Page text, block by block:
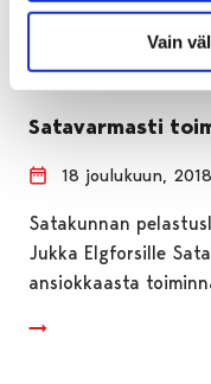
Vain
Satavarmasti
18 joulukuun, 2018
Satakunnan
Jukka Elgforsille
ansiokkaasta